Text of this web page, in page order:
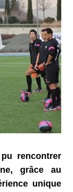
rencontrer
grâce au
unique